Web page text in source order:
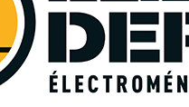
159€ 96
Pago aplazos
EcoTank EPSON ET-